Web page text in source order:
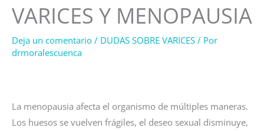
VARICES Y MENOPAUSIA
Deja un comentario / DUDAS SOBRE VARICES / Por
drmoralescuenca
La menopausia afecta el organismo de múltiples maneras.
Los huesos se vuelven frágiles, el deseo sexual disminuye,